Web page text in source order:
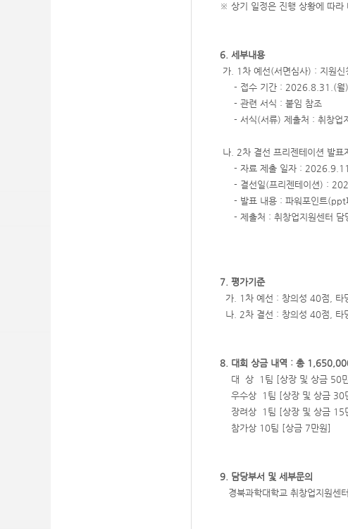
※ 상기 일정은 진행 상황에 따라
6. 세부내용
가. 1차 예선(서면심사) : 지원
- 접수 기간 : 2026.8.31.(월
- 관련 서식 : 붙임 참조
- 서식(서류) 제출처 : 취창업
나. 2차 결선 프리젠테이션 발표
- 자료 제출 일자 :
- 결선일(프리젠테이션) :
- 발표 내용 : 파워포인트(ppt
- 제출처 : 취창업지원센터 담
7. 평가기준
가. 1차 예선 : 창의성 40점, 타
나. 2차 결선 : 창의성 40점, 타
8. 대회 상금 내역 : 총
대 상 1팀 [상장 및 상금 50
우수상 1팀 [상장 및 상금 30
장려상 1팀 [상장 및 상금 15
참가상 10팀 [상금 7만원]
9. 담당부서 및 세부문의
경북과학대학교 취창업지원